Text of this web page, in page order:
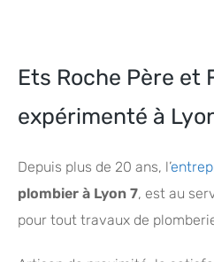
Ets Roche Père et
expérimenté à
Depuis plus de 20 ans, l’
plombier à Lyon 7, est au
pour tout travaux de